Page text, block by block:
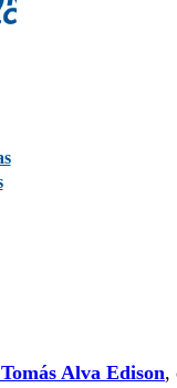
Alva Edison,